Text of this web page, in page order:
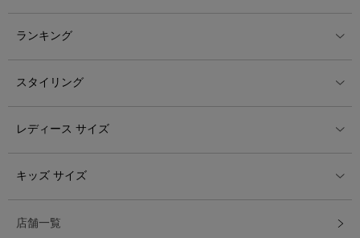
ランキング
スタイリング
レディース サイズ
キッズ サイズ
店舗一覧